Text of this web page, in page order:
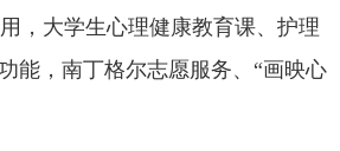
，大学生心理健康教育课、护理
能，南丁格尔志愿服务、“画映心